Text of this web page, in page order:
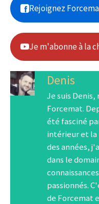
Rejoignez
Je m'abonne à la
Denis
Je suis
Forcemat.
été fasciné
intérieur et la
des années,
dans le
passionnés.
de Forcemat